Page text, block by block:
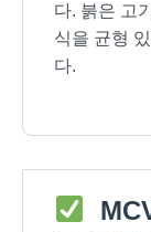
다. 붉은 고
식을 균형
다.